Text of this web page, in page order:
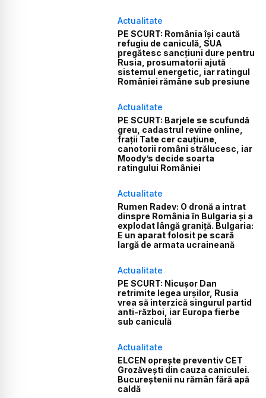
Actualitate
PE SCURT: România își caută
refugiu de caniculă, SUA
pregătesc sancțiuni dure pentru
Rusia, prosumatorii ajută
sistemul energetic, iar ratingul
României rămâne sub presiune
Actualitate
PE SCURT: Barjele se scufundă
greu, cadastrul revine online,
frații Tate cer cauțiune,
canotorii români strălucesc, iar
Moody’s decide soarta
ratingului României
Actualitate
Rumen Radev: O dronă a intrat
dinspre România în Bulgaria și a
explodat lângă graniță. Bulgaria:
E un aparat folosit pe scară
largă de armata ucraineană
Actualitate
PE SCURT: Nicușor Dan
retrimite legea urșilor, Rusia
vrea să interzică singurul partid
anti-război, iar Europa fierbe
sub caniculă
Actualitate
ELCEN oprește preventiv CET
Grozăvești din cauza caniculei.
Bucureștenii nu rămân fără apă
caldă